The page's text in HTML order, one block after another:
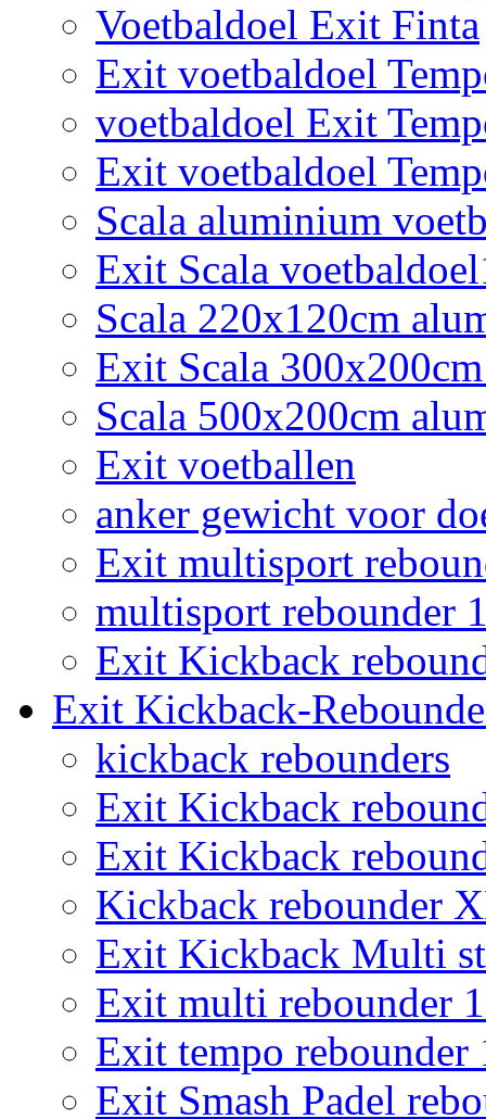
Voetbaldoel Exit Finta
Exit voetbaldoel
voetbaldoel Exit
Exit voetbaldoel
Scala aluminium
Exit Scala
Scala 220x120cm
Exit Scala
Scala 500x200cm
Exit voetballen
anker gewicht voor
Exit multisport
multisport rebounder
Exit Kickback
Exit Kickback-
kickback rebounders
Exit Kickback
Exit Kickback
Kickback rebounder
Exit Kickback Multi
Exit multi rebounder
Exit tempo rebounder
Exit Smash Padel